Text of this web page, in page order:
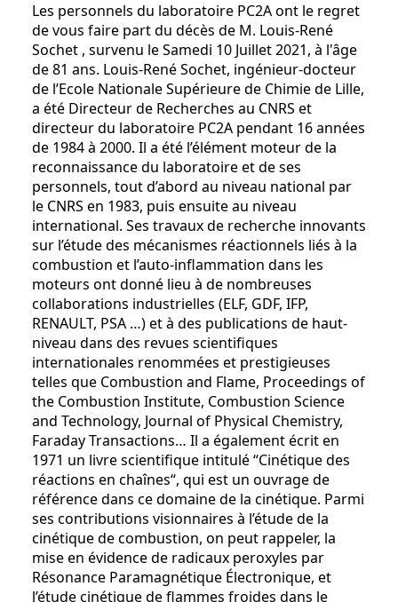
Les personnels du laboratoire PC2A ont le regret
de vous faire part du décès de M. Louis-René
Sochet , survenu le Samedi 10 Juillet 2021, à l'âge
de 81 ans. Louis-René Sochet, ingénieur-docteur
de l’Ecole Nationale Supérieure de Chimie de Lille,
a été Directeur de Recherches au CNRS et
directeur du laboratoire PC2A pendant 16 années
de 1984 à 2000. Il a été l’élément moteur de la
reconnaissance du laboratoire et de ses
personnels, tout d’abord au niveau national par
le CNRS en 1983, puis ensuite au niveau
international. Ses travaux de recherche innovants
sur l’étude des mécanismes réactionnels liés à la
combustion et l’auto-inflammation dans les
moteurs ont donné lieu à de nombreuses
collaborations industrielles (ELF, GDF, IFP,
RENAULT, PSA …) et à des publications de haut-
niveau dans des revues scientifiques
internationales renommées et prestigieuses
telles que Combustion and Flame, Proceedings of
the Combustion Institute, Combustion Science
and Technology, Journal of Physical Chemistry,
Faraday Transactions… Il a également écrit en
1971 un livre scientifique intitulé “Cinétique des
réactions en chaînes“, qui est un ouvrage de
référence dans ce domaine de la cinétique. Parmi
ses contributions visionnaires à l’étude de la
cinétique de combustion, on peut rappeler, la
mise en évidence de radicaux peroxyles par
Résonance Paramagnétique Électronique, et
l’étude cinétique de flammes froides dans le